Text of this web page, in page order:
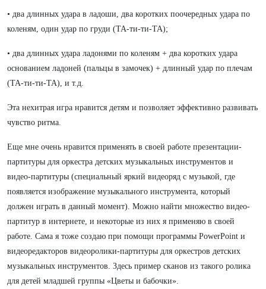
• два длинных удара в ладоши, два коротких поочередных удара по
коленям, один удар по груди (ТА-ти-ти-ТА);
• два длинных удара ладонями по коленям + два коротких удара
основанием ладоней (пальцы в замочек) + длинный удар по плечам
(ТА-ти-ти-ТА), и т.д.
Эта нехитрая игра нравится детям и позволяет эффективно развивать
чувство ритма.
Еще мне очень нравится применять в своей работе презентации-
партитуры для оркестра детских музыкальных инструментов и
видео-партитуры (специальный яркий видеоряд с музыкой, где
появляется изображение музыкального инструмента, который
должен играть в данный момент). Можно найти множество видео-
партитур в интернете, и некоторые из них я применяю в своей
работе. Сама я тоже создаю при помощи программы PowerPoint и
видеоредакторов видеоролики-партитуры для оркестров детских
музыкальных инструментов. Здесь пример сканов из такого ролика
для детей младшей группы «Цветы и бабочки».